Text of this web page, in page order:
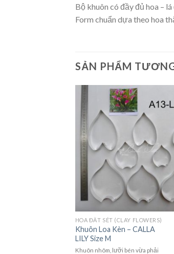
Bộ khuôn có đầy đủ hoa – lá
Form chuẩn dựa theo hoa
SẢN PHẨM
HOA ĐẤT SÉT (CLAY FLOWERS)
Khuôn Loa Kèn – CALLA
LILY Size M
Khuôn nhôm, lưỡi bén vừa phải